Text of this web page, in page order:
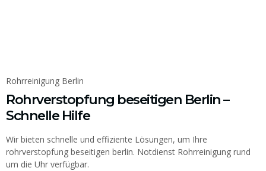
Rohrreinigung Berlin
Rohrverstopfung beseitigen Berlin –
Schnelle Hilfe
Wir bieten schnelle und effiziente Lösungen, um Ihre
rohrverstopfung beseitigen berlin. Notdienst Rohrreinigung rund
um die Uhr verfügbar.